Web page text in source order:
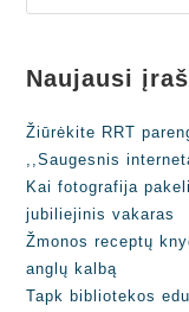
Naujausi
Žiūrėkite RRT
,,Saugesnis
Kai fotografija
jubiliejinis vakaras
Žmonos receptų
anglų kalbą
Tapk bibliotekos